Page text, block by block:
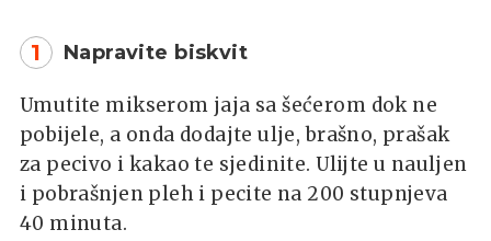
1 Napravite biskvit
Umutite mikserom jaja sa šećerom dok ne
pobijele, a onda dodajte ulje, brašno, prašak
za pecivo i kakao te sjedinite. Ulijte u nauljen
i pobrašnjen pleh i pecite na 200 stupnjeva
40 minuta.